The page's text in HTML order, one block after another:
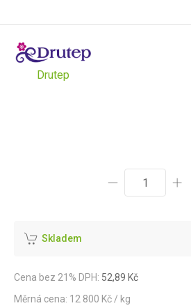
Drutep
Skladem
Cena bez 21% DPH: 52,89 Kč
Měrná cena: 12 800 Kč / kg